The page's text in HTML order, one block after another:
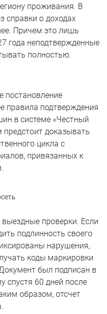
проживания. В
справки о доходах
Причем это лишь
года неподтвержденные
полностью.
постановление
правила подтверждения
в системе «Честный
предстоит доказывать
цикла с
привязанных к
проверки. Если
подлинность своего
нарушения,
коды маркировки
был подписан в
спустя 60 дней после
образом, отсчет